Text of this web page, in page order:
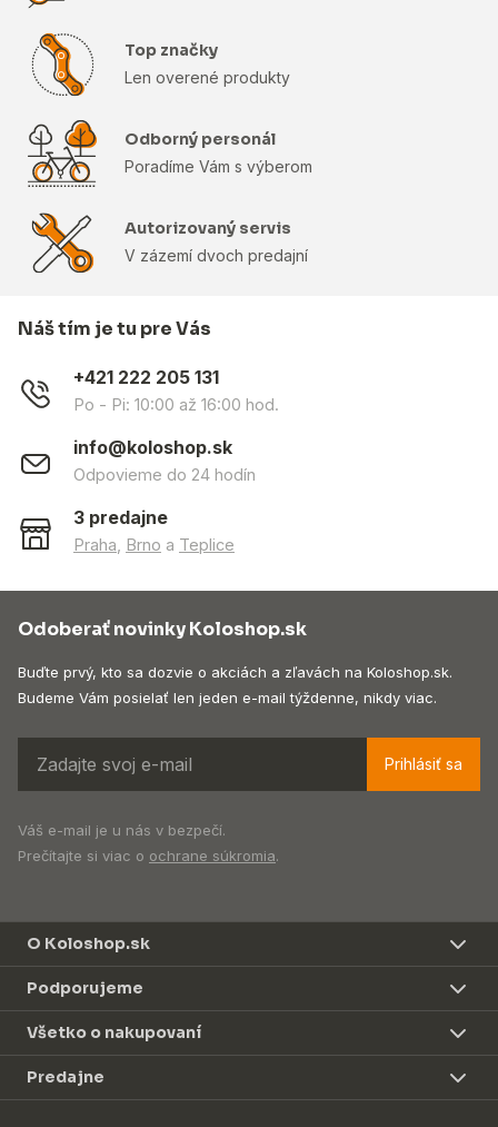
Top značky
Len overené produkty
Odborný personál
Poradíme Vám s výberom
Autorizovaný servis
V zázemí dvoch predajní
Náš tím je tu pre Vás
+421 222 205 131
Po - Pi: 10:00 až 16:00 hod.
info@koloshop.sk
Odpovieme do 24 hodín
3 predajne
Praha Brno a Teplice
Odoberať novinky Koloshop.sk
Buďte prvý, kto sa dozvie o akciách a zľavách na Koloshop.sk.
Budeme Vám posielať len jeden e-mail týždenne, nikdy viac.
Prihlásiť sa
Váš e-mail je u nás v bezpečí.
Prečítajte si viac o ochrane súkromia.
O Koloshop.sk
Podporujeme
Všetko o nakupovaní
Predajne